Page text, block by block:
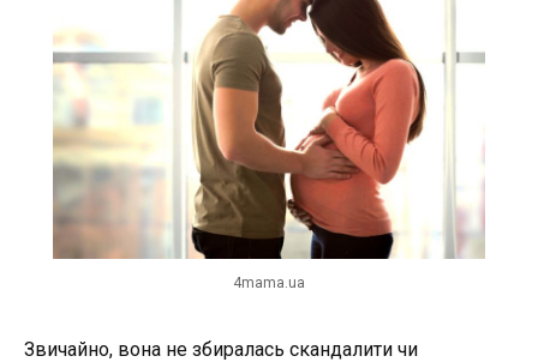
4mama.ua
Звичайно, вона не збиралась скандалити чи